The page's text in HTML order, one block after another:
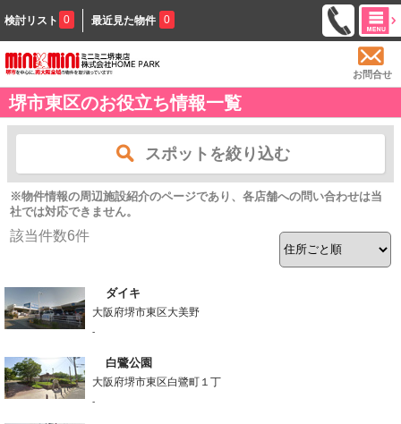
検討リスト 0 最近見た物件 0
お問合せ
堺市東区のお役立ち情報一覧
スポットを絞り込む
※物件情報の周辺施設紹介のページであり、各店舗への問い合わせは当
社では対応できません。
該当件数6件
ダイキ
大阪府堺市東区大美野
-
白鷺公園
大阪府堺市東区白鷺町１丁
-